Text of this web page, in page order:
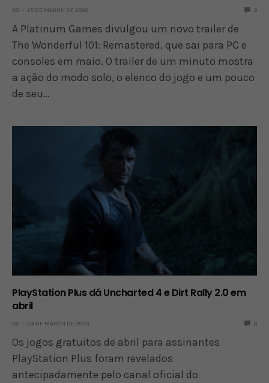
OS 25 DE MARCH DE 2020 0
A Platinum Games divulgou um novo trailer de
The Wonderful 101: Remastered, que sai para PC e
consoles em maio. O trailer de um minuto mostra
a ação do modo solo, o elenco do jogo e um pouco
de seu…
PlayStation Plus dá Uncharted 4 e Dirt Rally 2.0 em
abril
OS 24 DE MARCH DE 2020 0
Os jogos gratuitos de abril para assinantes
PlayStation Plus foram revelados
antecipadamente pelo canal oficial do